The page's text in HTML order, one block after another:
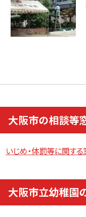
大阪市の相談等
いじめ・体罰等に関す
大阪市立幼稚園